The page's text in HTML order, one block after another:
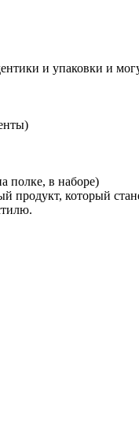
и упаковки и
полке, в наборе)
продукт, который